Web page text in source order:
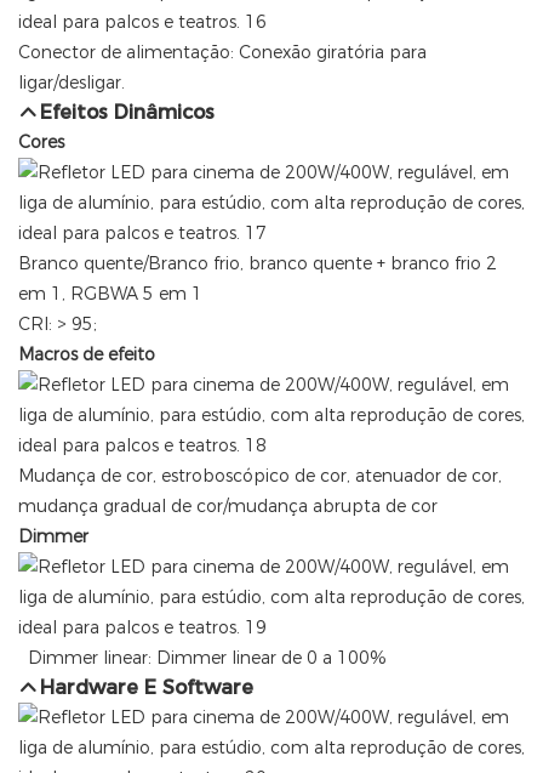
Conector de alimentação: Conexão giratória para
ligar/desligar.
Efeitos Dinâmicos
Cores
Branco quente/Branco frio, branco quente + branco frio 2
em 1, RGBWA 5 em 1
CRI: > 95;
Macros de efeito
Mudança de cor, estroboscópico de cor, atenuador de cor,
mudança gradual de cor/mudança abrupta de cor
Dimmer
Dimmer linear: Dimmer linear de 0 a 100%
Hardware E Software